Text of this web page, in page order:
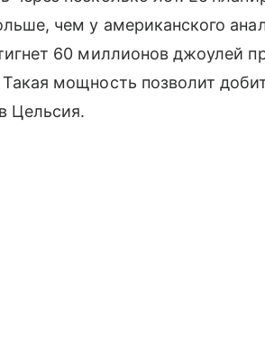
чем у американского
60 миллионов джоулей
мощность позволит
Цельсия.